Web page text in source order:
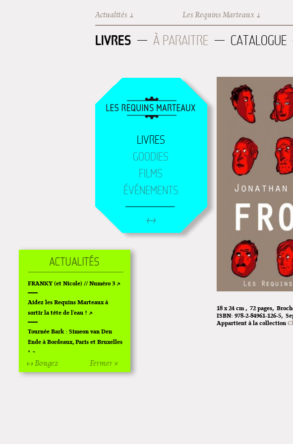
Actualités Les Requins Marteaux
LIVRES À PARAITRE CATALOGUE
LIVRES
GOODIES
FILMS
ÉVÉNEMENTS
18 x 24 cm 72 pages
ISBN:978-2-84961-126-5
Appartient à la collection
Fermer ×
↔ Bougez
FRANKY (et Nicole) // Numéro 3
Aidez les Requins Marteaux à
sortir la tête de l'eau !
Tournée Bark : Simeon van Den
Ende à Bordeaux, Paris et Bruxelles
!
Off Of Off d'Angoulême 2024